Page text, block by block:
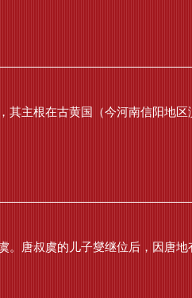
其主根在古黄国（今河南信阳地区
唐叔虞的儿子燮继位后，因唐地